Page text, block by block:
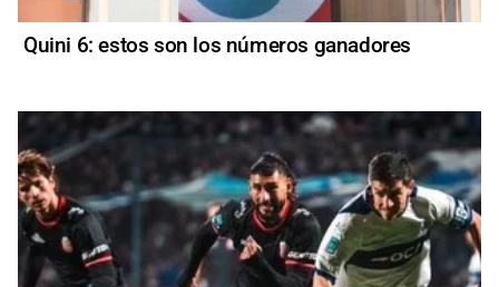
Quini 6: estos son los números ganadores